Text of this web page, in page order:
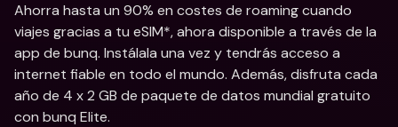
Ahorra hasta un 90% en costes de roaming cuando
viajes gracias a tu eSIM*, ahora disponible a través de la
app de bunq. Instálala una vez y tendrás acceso a
internet fiable en todo el mundo. Además, disfruta cada
año de 4 x 2 GB de paquete de datos mundial gratuito
con bunq Elite.